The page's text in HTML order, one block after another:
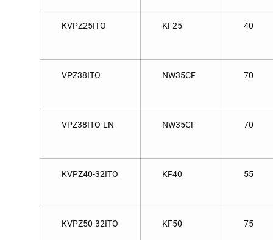
KVPZ25ITO KF25 40
VPZ38ITO NW35CF 70
VPZ38ITO-LN NW35CF 70
KVPZ40-32ITO KF40 55
KVPZ50-32ITO KF50 75